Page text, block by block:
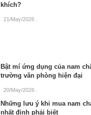
khích?
21/May/2026
Bật mí ứng dụng của nam
trường văn phòng hiện đại
20/May/2026
Những lưu ý khi mua nam
nhất định phải biết